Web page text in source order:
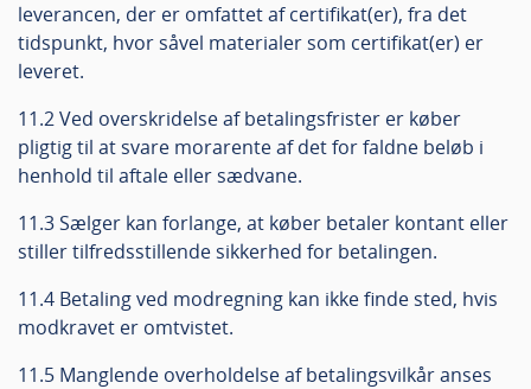
leverancen, der er omfattet af certifikat(er), fra det
tidspunkt, hvor såvel materialer som certifikat(er) er
leveret.
11.2 Ved overskridelse af betalingsfrister er køber
pligtig til at svare morarente af det for faldne beløb i
henhold til aftale eller sædvane.
11.3 Sælger kan forlange, at køber betaler kontant eller
stiller tilfredsstillende sikkerhed for betalingen.
11.4 Betaling ved modregning kan ikke finde sted, hvis
modkravet er omtvistet.
11.5 Manglende overholdelse af betalingsvilkår anses